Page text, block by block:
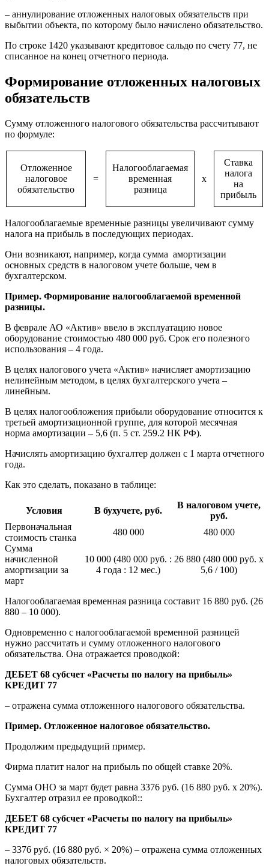
– аннулирование отложенных налоговых обязательств при
выбытии объекта, по которому было начислено обязательство.
По строке 1420 указывают кредитовое сальдо по счету 77, не
списанное на конец отчетного периода.
Формирование отложенных налоговых
обязательств
Сумму отложенного налогового обязательства рассчитывают
по формуле:
Отложенное
налоговое
обязательство
=
Налогооблагаемая
временная
разница
х
Ставка
налога
на
прибыль
Налогооблагаемые временные разницы увеличивают сумму
налога на прибыль в последующих периодах.
Они возникают, например, когда сумма амортизации
основных средств в налоговом учете больше, чем в
бухгалтерском.
Пример. Формирование налогооблагаемой временной
разницы.
В феврале АО «Актив» ввело в эксплуатацию новое
оборудование стоимостью 480 000 руб. Срок его полезного
использования – 4 года.
В целях налогового учета «Актив» начисляет амортизацию
нелинейным методом, в целях бухгалтерского учета –
линейным.
В целях налогообложения прибыли оборудование относится к
третьей амортизационной группе, для которой месячная
норма амортизации – 5,6 (п. 5 ст. 259.2 НК РФ).
Начислять амортизацию бухгалтер должен с 1 марта отчетного
года.
Как это сделать, показано в таблице:
Условия В бухучете, руб.
В налоговом учете,
руб.
Первоначальная
стоимость станка
480 000
480 000
Сумма
начисленной
амортизации за
март
10 000 (480 000 руб. :
4 года : 12 мес.)
26 880 (480 000 руб. x
5,6 / 100)
Налогооблагаемая временная разница составит 16 880 руб. (26
880 – 10 000).
Одновременно с налогооблагаемой временной разницей
нужно рассчитать и сумму отложенного налогового
обязательства. Она отражается проводкой:
ДЕБЕТ 68 субсчет «Расчеты по налогу на прибыль»
КРЕДИТ 77
– отражена сумма отложенного налогового обязательства.
Пример. Отложенное налоговое обязательство.
Продолжим предыдущий пример.
Фирма платит налог на прибыль по общей ставке 20%.
Сумма ОНО за март будет равна 3376 руб. (16 880 руб. х 20%).
Бухгалтер отразил ее проводкой::
ДЕБЕТ 68 субсчет «Расчеты по налогу на прибыль»
КРЕДИТ 77
– 3376 руб. (16 880 руб. × 20%) – отражена сумма отложенных
налоговых обязательств.